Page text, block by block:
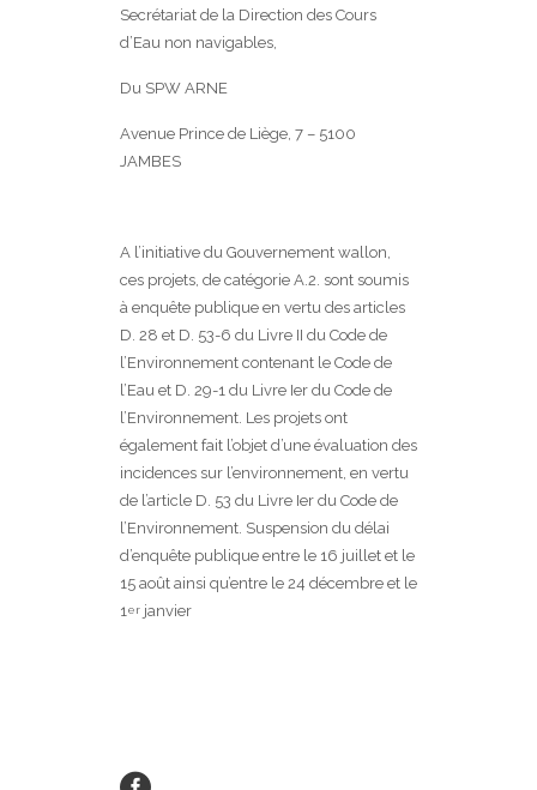
Secrétariat de la Direction des Cours
d’Eau non navigables,
Du SPW ARNE
Avenue Prince de Liège, 7 – 5100
JAMBES
A l’initiative du Gouvernement wallon,
ces projets, de catégorie A.2. sont soumis
à enquête publique en vertu des articles
D. 28 et D. 53-6 du Livre II du Code de
l’Environnement contenant le Code de
l’Eau et D. 29-1 du Livre Ier du Code de
l’Environnement. Les projets ont
également fait l’objet d’une évaluation des
incidences sur l’environnement, en vertu
de l’article D. 53 du Livre Ier du Code de
l’Environnement. Suspension du délai
d’enquête publique entre le 16 juillet et le
15 août ainsi qu’entre le 24 décembre et le
1er janvier